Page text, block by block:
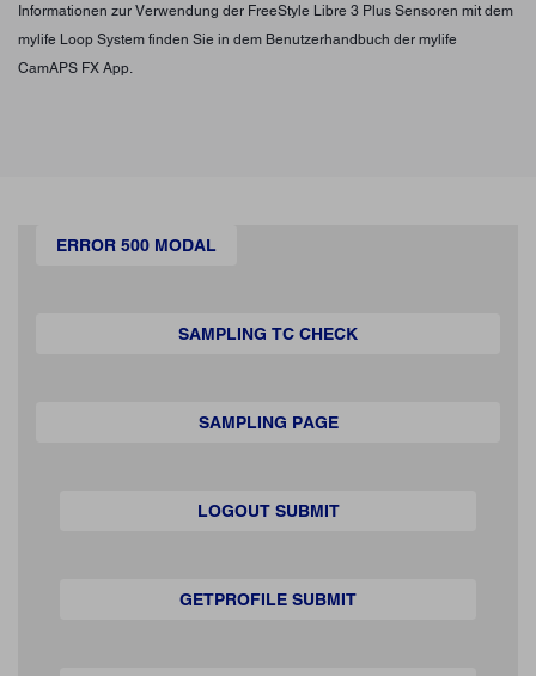
Informationen zur Verwendung der FreeStyle Libre 3 Plus Sensoren mit dem
mylife Loop System finden Sie in dem Benutzerhandbuch der mylife
CamAPS FX App.
ERROR 500 MODAL
SAMPLING TC CHECK
SAMPLING PAGE
LOGOUT SUBMIT
GETPROFILE SUBMIT